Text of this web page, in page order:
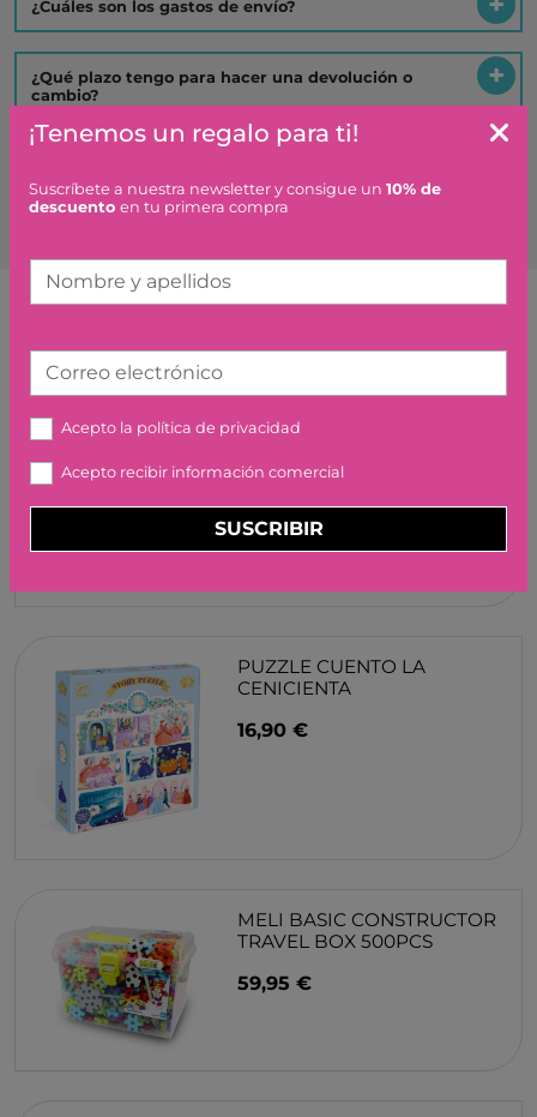
¿Cuáles son los gastos de envío?
¿Qué plazo tengo para hacer una devolución o
cambio?
SCHUMACHER - LEGO
89,99 €
PUZZLE CUENTO LA
CENICIENTA
16,90 €
MELI BASIC CONSTRUCTOR
TRAVEL BOX 500PCS
59,95 €
¡Tenemos un regalo para ti!
Suscríbete a nuestra newsletter y consigue un 10% de
descuento en tu primera compra
Nombre y apellidos
Correo electrónico
Acepto la política de privacidad
Acepto recibir información comercial
SUSCRIBIR